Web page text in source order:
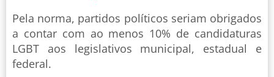
Pela norma, partidos políticos seriam obrigados
a contar com ao menos 10% de candidaturas
LGBT aos legislativos municipal, estadual e
federal.